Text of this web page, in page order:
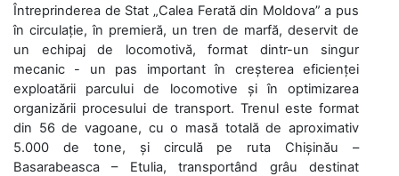
Întreprinderea de Stat „Calea Ferată din Moldova” a pus
în circulație, în premieră, un tren de marfă, deservit de
un echipaj de locomotivă, format dintr-un singur
mecanic - un pas important în creșterea eficienței
exploatării parcului de locomotive și în optimizarea
organizării procesului de transport. Trenul este format
din 56 de vagoane, cu o masă totală de aproximativ
5.000 de tone, și circulă pe ruta Chișinău –
Basarabeasca – Etulia, transportând grâu destinat